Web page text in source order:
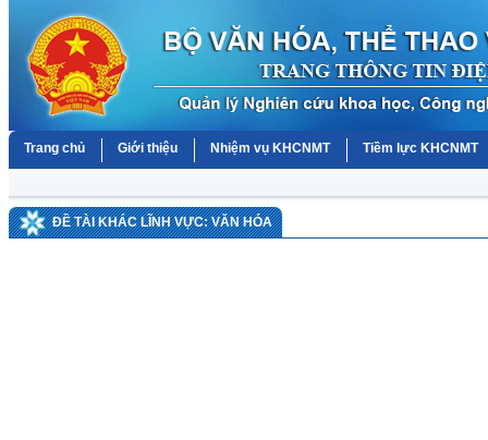
Trang chủ Giới thiệu Nhiệm vụ KHCNMT Tiềm lực KHCNMT
ĐỀ TÀI KHÁC LĨNH VỰC: VĂN HÓA